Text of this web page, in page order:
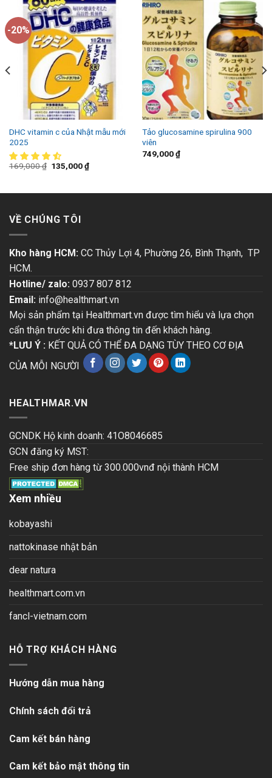
-20%
DHC vitamin c của Nhật mẫu mới
2025
169,000₫ 135,000₫
Tảo glucosamine spirulina 900
viên
749,000₫
VỀ CHÚNG TÔI
Kho hàng HCM: CC Thủy Lợi 4, Phường 26, Bình Thạnh, TP
HCM.
Hotline/ zalo: 0937 807 812
Email: info@healthmart.vn
Mọi sản phẩm tại Healthmart.vn được tìm hiểu và lựa chọn
cẩn thận trước khi đưa thông tin đến khách hàng.
*LƯU Ý : KẾT QUẢ CÓ THỂ ĐA DẠNG TÙY THEO CƠ ĐỊA
CỦA MỖI NGƯỜI
HEALTHMAR.VN
GCNDK Hộ kinh doanh: 41O8046685
GCN đăng ký MST:
Free ship đơn hàng từ 300.000vnđ nội thành HCM
Xem nhiều
kobayashi
nattokinase nhật bản
dear natura
healthmart.com.vn
fancl-vietnam.com
HỖ TRỢ KHÁCH HÀNG
Hướng dẫn mua hàng
Chính sách đổi trả
Cam kết bán hàng
Cam kết bảo mật thông tin